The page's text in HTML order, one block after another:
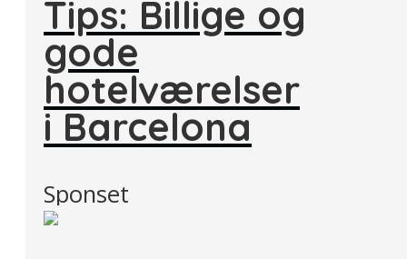
Tips: Billige og
gode
hotelværelser
i Barcelona
Sponset